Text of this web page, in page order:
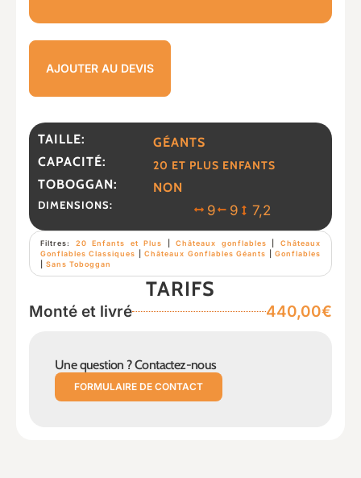
AJOUTER AU DEVIS
TAILLE:
GÉANTS
CAPACITÉ:
20 ET PLUS ENFANTS
TOBOGGAN: NON
DIMENSIONS: 9 9 7,2
Filtres: 20 Enfants et Plus |Châteaux gonflables |Châteaux
Gonflables Classiques
|Châteaux Gonflables Géants |Gonflables
Sans Toboggan
TARIFS
Monté et livré 440,00€
Une question ? Contactez-nous
FORMULAIRE DE CONTACT